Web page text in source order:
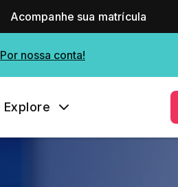
Acompanhe sua matrícula
Por nossa conta!
Explore